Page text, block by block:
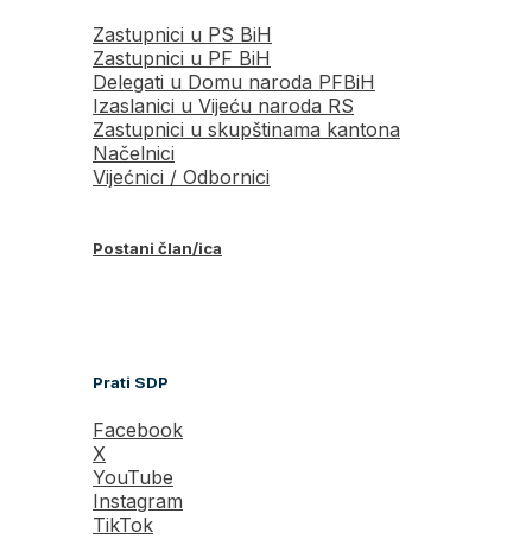
Zastupnici u PS BiH
Zastupnici u PF BiH
Delegati u Domu naroda PFBiH
Izaslanici u Vijeću naroda RS
Zastupnici u skupštinama kantona
Načelnici
Vijećnici / Odbornici
Postani član/ica
Prati SDP
Facebook
X
YouTube
Instagram
TikTok